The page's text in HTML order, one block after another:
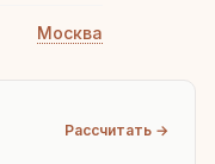
Москва
Рассчитать →